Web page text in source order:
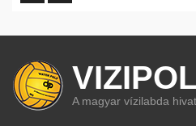
A magyar vízilabda